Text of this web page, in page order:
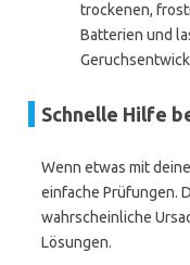
trockenen,
Batterien und
Schnelle Hilfe
Wenn etwas mit
einfache Prüfungen.
wahrscheinliche
Lösungen.